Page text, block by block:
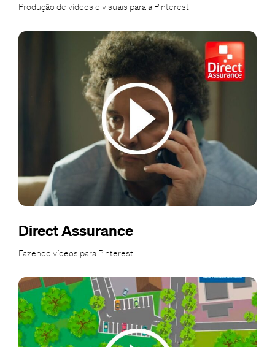
Produção de vídeos e visuais para a Pinterest
Direct Assurance
Fazendo vídeos para Pinterest